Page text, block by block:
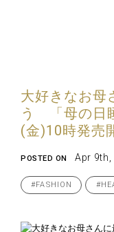
大好きなお母
う 「母の日
(金)10時発
POSTED ON Apr 9th,
#FASHION